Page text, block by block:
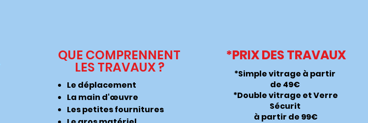
QUE COMPRENNENT
LES TRAVAUX ?
Le déplacement
La main d'œuvre
Les petites fournitures
*PRIX DES TRAVAUX
*Simple vitrage à partir
de 49€
*Double vitrage et Verre
Sécurit
à partir de 99€